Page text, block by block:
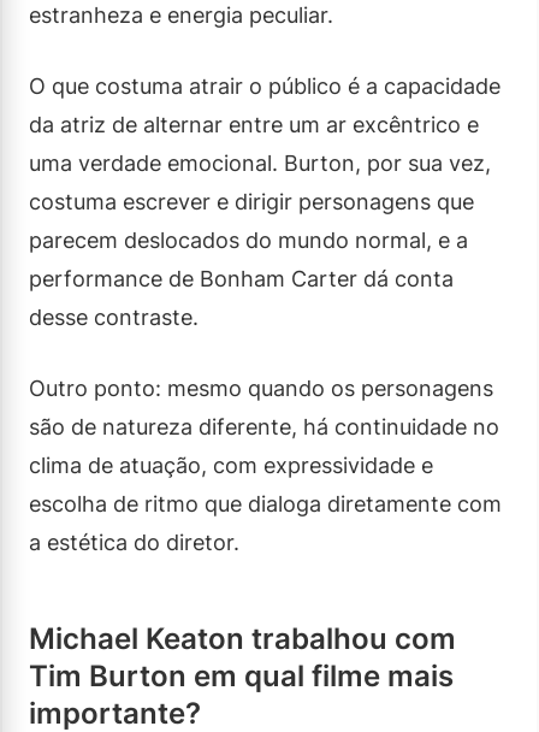
estranheza e energia peculiar.
O que costuma atrair o público é a capacidade
da atriz de alternar entre um ar excêntrico e
uma verdade emocional. Burton, por sua vez,
costuma escrever e dirigir personagens que
parecem deslocados do mundo normal, e a
performance de Bonham Carter dá conta
desse contraste.
Outro ponto: mesmo quando os personagens
são de natureza diferente, há continuidade no
clima de atuação, com expressividade e
escolha de ritmo que dialoga diretamente com
a estética do diretor.
Michael Keaton trabalhou com
Tim Burton em qual filme mais
importante?